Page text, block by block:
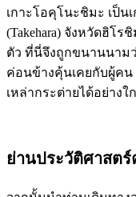
เกาะโอคุโนะชิมะ เป็น
(Takehara) จังหวัดฮิโร
ตัว ที่นี่จึงถูกขนานนามว่
ค่อนข้างคุ้นเคยกับผู้คน
เหล่ากระต่ายได้อย่างใ
ย่านประวัติศาสตร์